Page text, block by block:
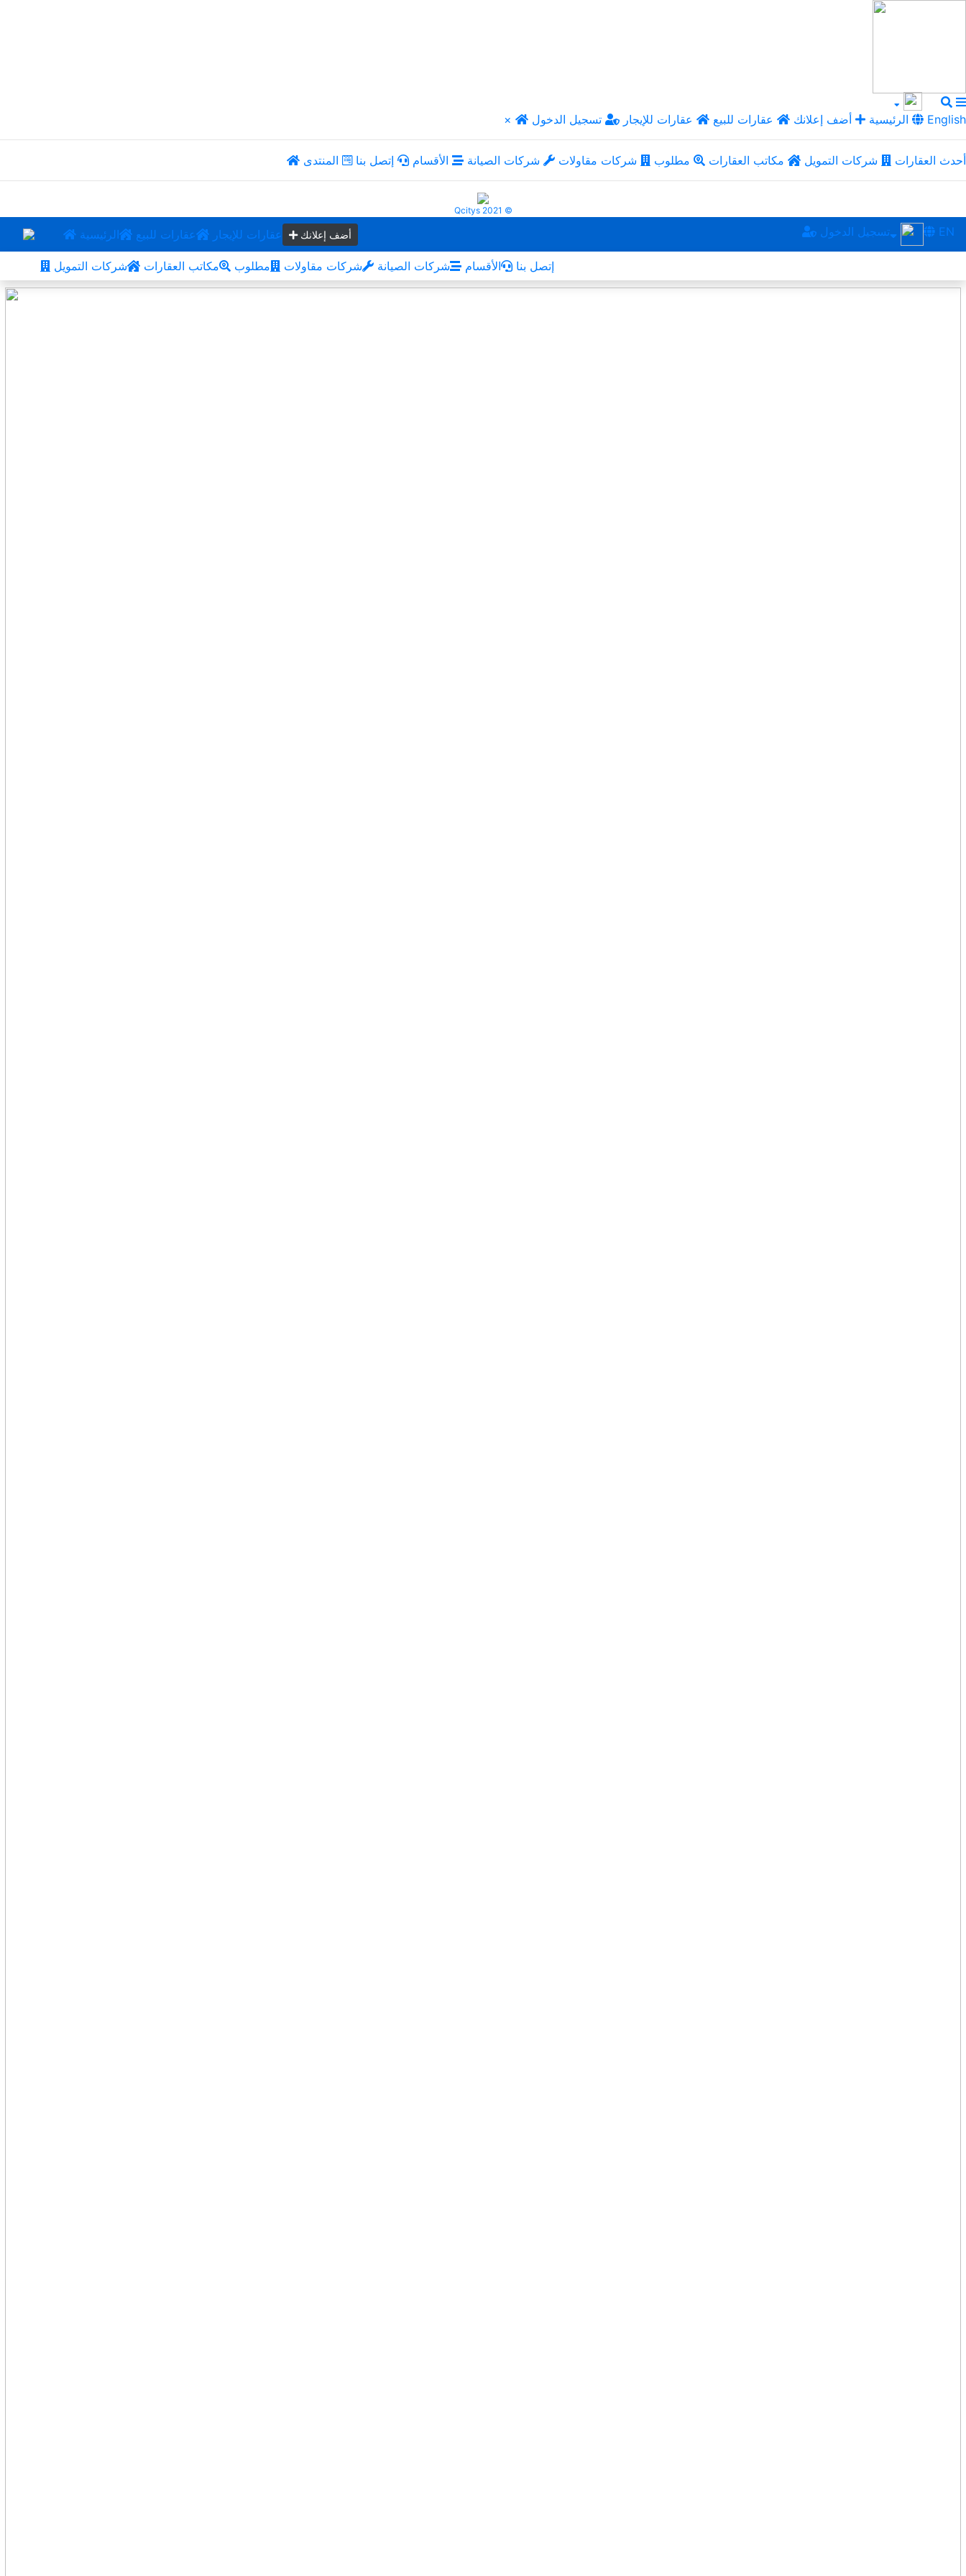
× الرئيسية أضف إعلانك عقارات للبيع عقارات للإيجار تسجيل الدخول English
أحدث العقارات شركات التمويل مكاتب العقارات مطلوب شركات مقاولات شركات الصيانة الأقسام إتصل بنا المنتدى
Qcitys 2021 ©
الرئيسية عقارات للبيع عقارات للإيجار أضف إعلانك تسجيل الدخول EN
شركات التمويل مكاتب العقارات مطلوب شركات مقاولات شركات الصيانة الأقسام إتصل بنا